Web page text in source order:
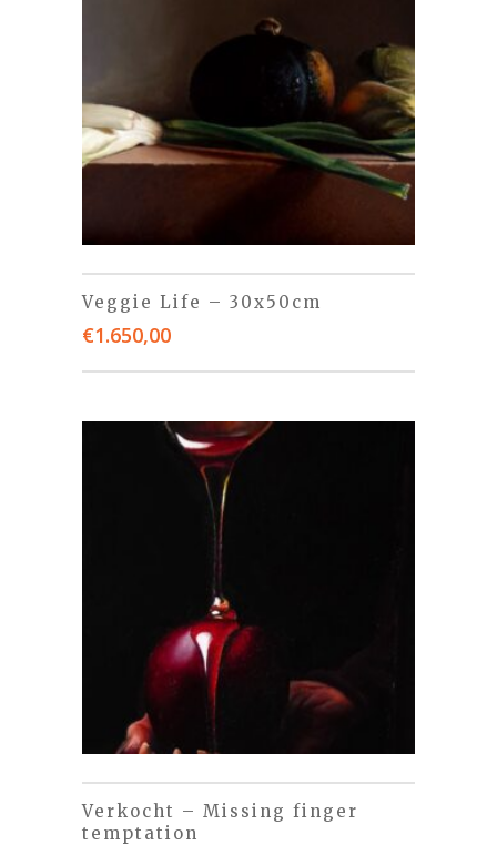
Veggie Life – 30x50cm
€1.650,00
Verkocht – Missing finger
temptation